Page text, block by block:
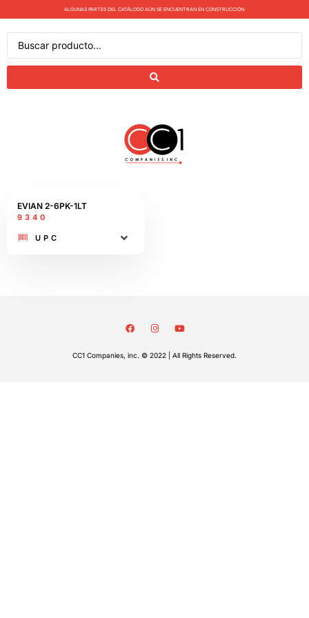
ALGUNAS PARTES DEL CATÁLOGO AÚN SE ENCUENTRAN EN CONSTRUCCIÓN.
EVIAN 2-6PK-1LT
9340
UPC
CC1 Companies, inc. © 2022 | All Rights Reserved.